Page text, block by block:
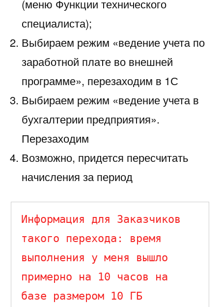
(меню Функции технического
специалиста);
Выбираем режим «ведение учета по
заработной плате во внешней
программе», перезаходим в 1С
Выбираем режим «ведение учета в
бухгалтерии предприятия».
Перезаходим
Возможно, придется пересчитать
начисления за период
Информация для Заказчиков
такого перехода: время
выполнения у меня вышло
примерно на 10 часов на
базе размером 10 ГБ